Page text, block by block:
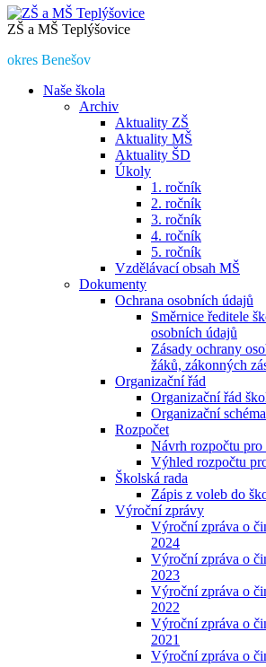
ZŠ a MŠ Teplýšovice
okres Benešov
Naše škola
Archiv
Aktuality ZŠ
Aktuality MŠ
Aktuality ŠD
Úkoly
1. ročník
2. ročník
3. ročník
4. ročník
5. ročník
Vzdělávací obsah MŠ
Dokumenty
Ochrana osobních údajů
Směrnice ředitele
osobních údajů
Zásady ochrany
žáků, zákonných
Organizační řád
Organizační řád
Organizační
Rozpočet
Návrh rozpočtu
Výhled rozpočtu
Školská rada
Zápis z voleb do
Výroční zprávy
Výroční zpráva o
2024
Výroční zpráva o
2023
Výroční zpráva o
2022
Výroční zpráva o
2021
Výroční zpráva o